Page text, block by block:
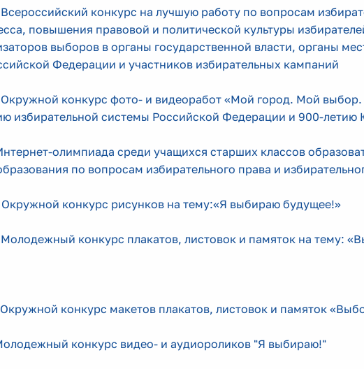
конкурс на лучшую работу по вопросам
повышения правовой и политической культуры
выборов в органы государственной власти, органы
Федерации и участников избирательных кампаний
Окружной конкурс фото- и видеоработ «Мой город. Мой
избирательной системы Российской Федерации и 900-летию
олимпиада среди учащихся старших классов
по вопросам избирательного права и
Окружной конкурс рисунков на тему:«Я выбираю будущее!»
Молодежный конкурс плакатов, листовок и памяток на тему:
конкурс макетов плакатов, листовок и памяток
конкурс видео- и аудиороликов "Я выбираю!"